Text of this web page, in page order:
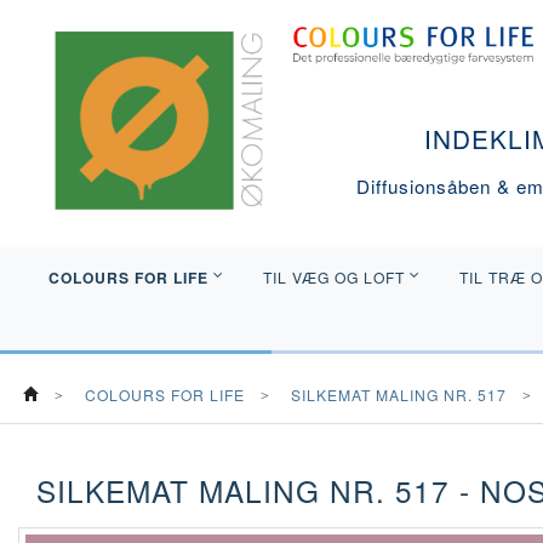
Diffusionsåben &
COLOURS FOR LIFE TIL VÆG OG LOFT TIL TRÆ
COLOURS FOR LIFE SILKEMAT MALING NR. 517
SILKEMAT MALING NR. 517 -